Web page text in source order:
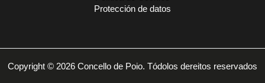
Protección de datos
Copyright © 2026 Concello de Poio. Tódolos dereitos reservados